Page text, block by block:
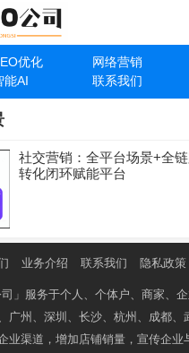
优化 网络营销
能AI 联系我们
社交营销：全平台场景+全
转化闭环赋能平台
业务介绍 联系我们 隐私政策
」 服务于个人、个体户、商家、企
广州、深圳、长沙、杭州、成都、
业渠道，增加店铺销量，宣传企业